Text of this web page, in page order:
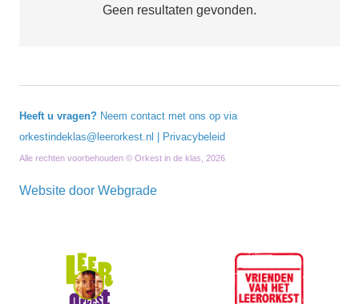
Geen resultaten gevonden.
Heeft u vragen? Neem contact met ons op via
orkestindeklas@leerorkest.nl
Privacybeleid
Alle rechten voorbehouden © Orkest in de klas, 2026
Website door Webgrade